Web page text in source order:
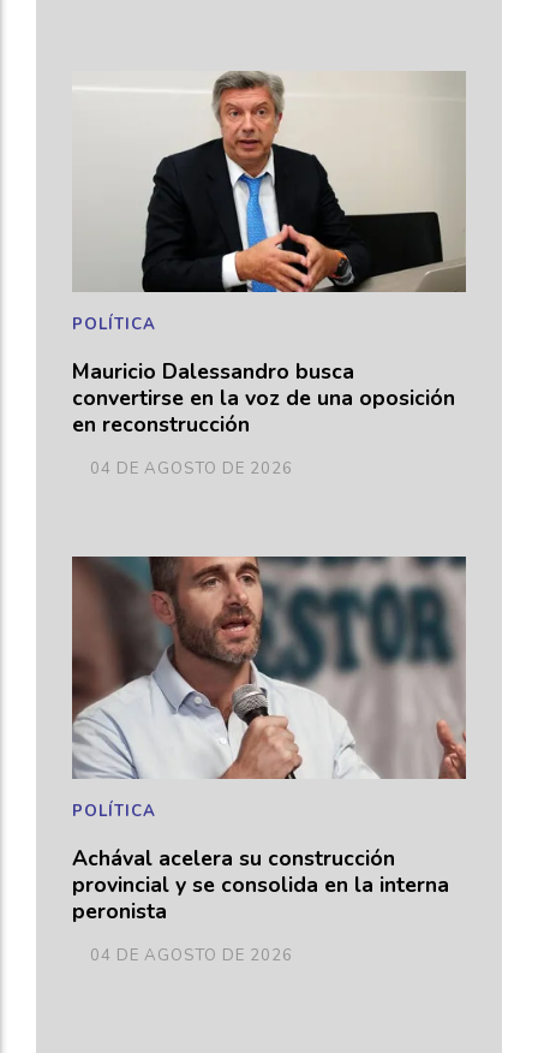
Mauricio Dalessandro busca
convertirse en la voz de una oposición
en reconstrucción
POLÍTICA
04 DE AGOSTO DE 2026
Achával acelera su construcción
provincial y se consolida en la interna
peronista
POLÍTICA
04 DE AGOSTO DE 2026